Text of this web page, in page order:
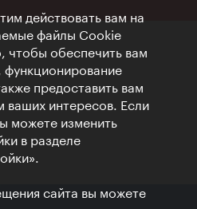
действовать вам на
файлы Cookie
чтобы обеспечить вам
функционирование
предоставить вам
ваших интересов. Если
можете изменить
в разделе
сайта вы можете